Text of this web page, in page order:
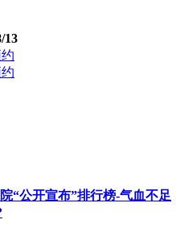
13
“公开宣布”排行榜-气血不足